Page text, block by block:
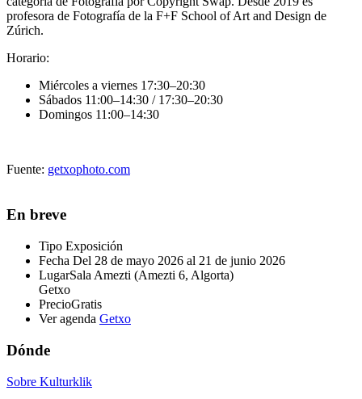
profesora de Fotografía de la F+F School of Art and Design de
Zúrich.
Horario:
Miércoles a viernes 17:30–20:30
Sábados 11:00–14:30 / 17:30–20:30
Domingos 11:00–14:30
Fuente: getxophoto.com
En breve
Tipo Exposición
Fecha Del 28 de mayo 2026 al 21 de junio 2026
LugarSala Amezti (Amezti 6, Algorta)
Getxo
PrecioGratis
Ver agenda Getxo
Dónde
Sobre Kulturklik